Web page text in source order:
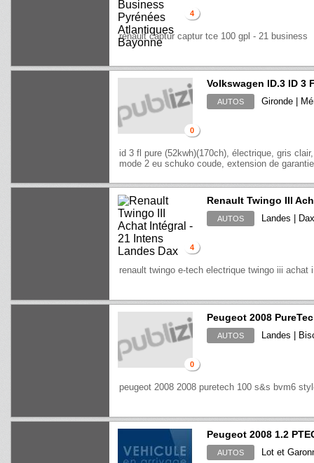
4
renault captur captur tce 100 gpl - 21 business
0
Volkswagen ID.3 ID 3
AUTOS Gironde |
id 3 fl pure (52kwh)(170ch), électrique, gris
mode 2 eu schuko coude, extension de
4
Renault Twingo III
AUTOS Landes | Dax
renault twingo e-tech electrique twingo iii achat
0
Peugeot 2008
AUTOS Landes |
peugeot 2008 2008 puretech 100 s&s bvm6
Peugeot 2008 1.2
AUTOS Lot et